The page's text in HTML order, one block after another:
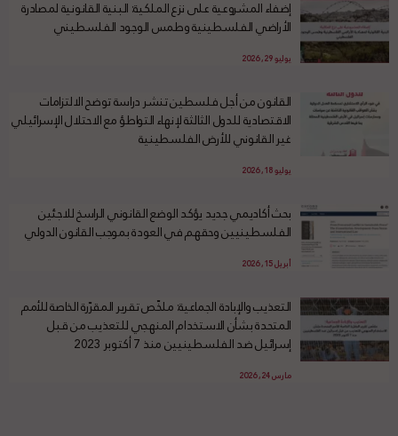
إضفاء المشروعية على نزع الملكية: البنية القانونية لمصادرة
الأراضي الفلسطينية وطمس الوجود الفلسطيني
يوليو 29, 2026
القانون من أجل فلسطين تنشر دراسة توضح الالتزامات
الاقتصادية للدول الثالثة لإنهاء التواطؤ مع الاحتلال الإسرائيلي
غير القانوني للأرض الفلسطينية
يوليو 18, 2026
بحث أكاديمي جديد يؤكد الوضع القانوني الراسخ للاجئين
الفلسطينيين وحقهم في العودة بموجب القانون الدولي
أبريل 15, 2026
التعذيب والإبادة الجماعية: ملخّص تقرير المقرّرة الخاصة للأمم
المتحدة بشأن الاستخدام المنهجي للتعذيب من قبل
إسرائيل ضد الفلسطينيين منذ 7 أكتوبر 2023
مارس 24, 2026